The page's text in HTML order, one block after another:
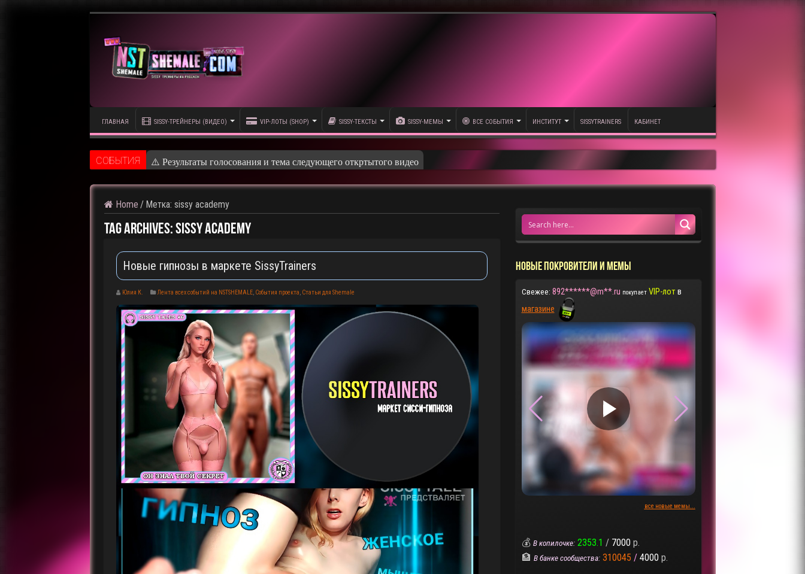
ГЛАВНАЯ SISSY-ТРЕЙНЕРЫ (ВИДЕО) VIP-ЛОТЫ (SHOP) SISSY-ТЕКСТЫ SISSY-МЕМЫ ВСЕ СОБЫТИЯ ИНСТИТУТ SISSYTRAINERS КАБИНЕТ
CОБЫТИЯ ⚠️ К
Home / Метка: sissy academy
Tag Archives:sissy academy
Новые гипнозы в маркете SissyTrainers
Юлия К. Лента всех событий на NSTSHEMALE, События проекта Статьи для Shemale
НОВЫЕ ПОКРОВИТЕЛИ И МЕМЫ
Свежее: 892******@m**.ru покупает VIP-лотв
магазине
▶
все новые мемы...
💰 В копилочке: 2353.1 / 7000 р.
🏦 В банке сообщества: 310045 / 4000 р.